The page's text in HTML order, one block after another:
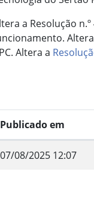
a Resolução
Altera a
Publicado em
07/08/2025 12:07